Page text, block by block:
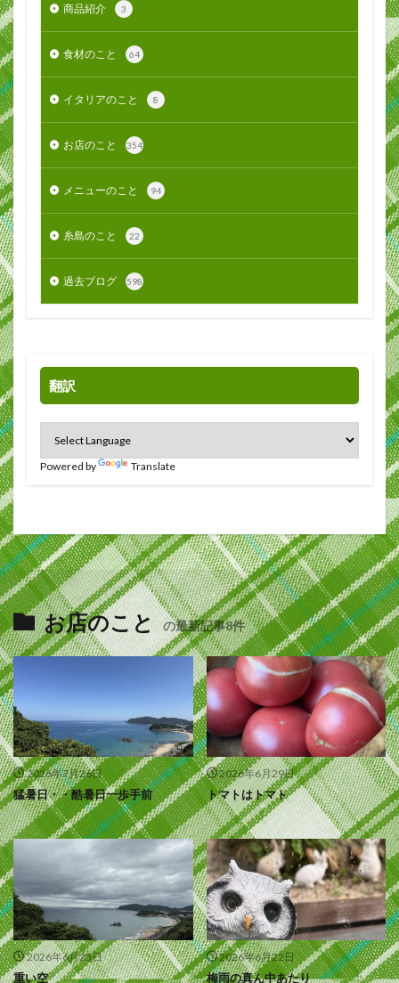
商品紹介 3
食材のこと 64
イタリアのこと 8
お店のこと 354
メニューのこと 94
糸島のこと 22
過去ブログ 598
翻訳
Powered by Translate
お店のこと の最新記事8件
2026年7月26日
猛暑日・・酷暑日一歩手前
2026年6月29日
トマトはトマト
2026年6月25日
重い空
2026年6月22日
梅雨の真ん中あたり